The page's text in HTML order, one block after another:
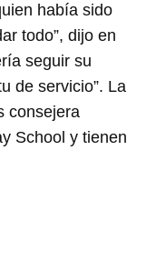
había sido
todo”, dijo en
seguir su
de servicio”. La
consejera
School y tienen